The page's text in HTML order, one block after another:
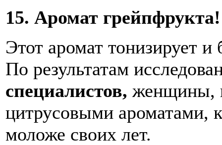
15. Аромат грейпфрукта!
Этот аромат тонизирует и
По результатам
специалистов, женщины,
цитрусовыми ароматами,
моложе своих лет.